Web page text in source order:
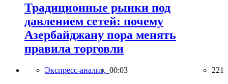
Традиционные рынки под
давлением сетей: почему
Азербайджану пора менять
правила торговли
Экспресс-анализ, 00:03 221